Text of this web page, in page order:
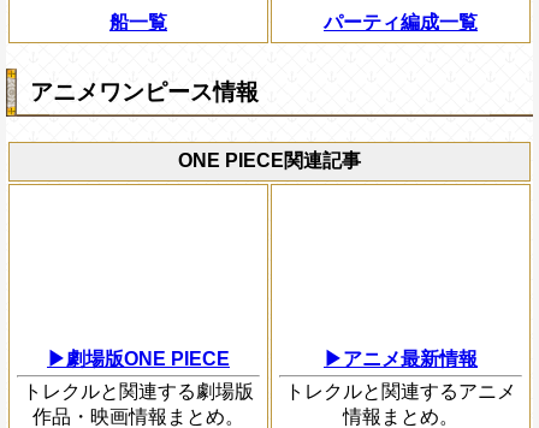
船一覧 パーティ編成一覧
アニメワンピース情報
ONE PIECE関連記事
▶劇場版ONE PIECE
トレクルと関連する劇場版
作品・映画情報まとめ。
▶アニメ最新情報
トレクルと関連するアニメ
情報まとめ。